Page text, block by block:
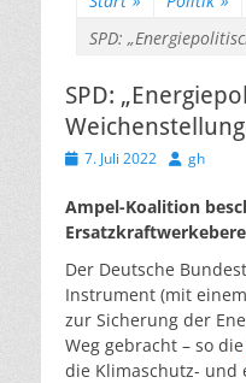
SPD:
SPD:
Veröffentlicht
7. Juli 2022 Autor
gh
Ampel-Koalition
Der Deutsche
Instrument (mit
zur Sicherung der
Weg gebracht – so die
die Klimaschutz- und